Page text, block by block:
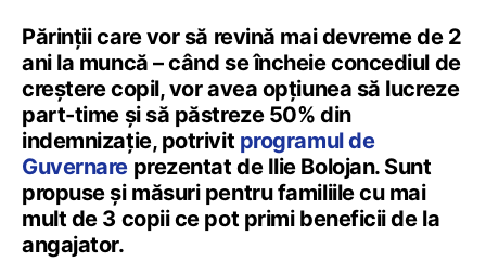
Părinții care vor să revină mai devreme de 2
ani la muncă – când se încheie concediul de
creștere copil, vor avea opțiunea să lucreze
part-time și să păstreze 50% din
indemnizație, potrivit programul de
Guvernareprezentat de Ilie Bolojan. Sunt
propuse și măsuri pentru familiile cu mai
mult de 3 copii ce pot primi beneficii de la
angajator.